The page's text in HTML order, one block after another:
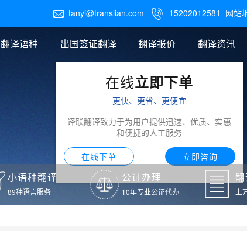
 fanyi@translian.com  15202012581 网站
图纸翻译
翻译语种 出国签证翻译 翻译报价
笔译翻译报价
翻译资讯
公证样本
在线立即下单
更快、更省、更便宜
译联翻译致力于为用户提供迅速、优质、实惠
和便捷的人工服务
在线下单 立即咨询
小语种翻译
89种语言服务
公证办理
10年专业公证代办 上